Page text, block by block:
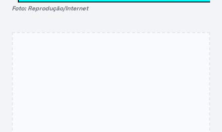
Foto: Reprodução/Internet